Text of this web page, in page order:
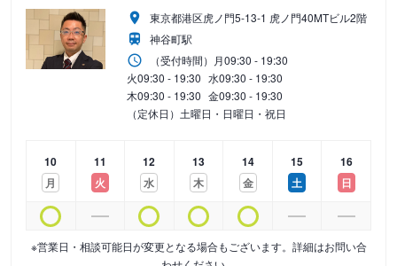
東京都港区虎ノ門5-13-1 虎ノ門40MTビル2階
神谷町駅
（受付時間） 月09:30 - 19:30
火09:30 - 19:30 水09:30 - 19:30
木09:30 - 19:30 金09:30 - 19:30
（定休日）土曜日・日曜日・祝日
10
月
11
火
12
水
13
木
14
金
15
土
16
日
※営業日・相談可能日が変更となる場合もございます。詳細はお問い合